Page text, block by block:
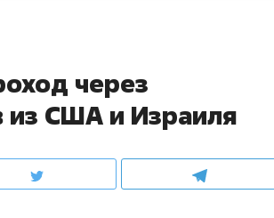
через
из США и Израиля